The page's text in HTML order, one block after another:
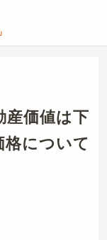
産価値は下
格について